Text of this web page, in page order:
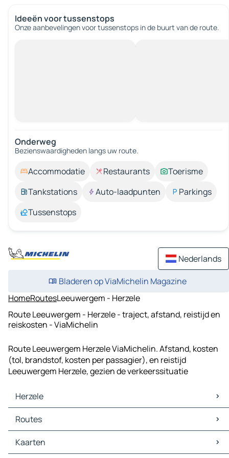
Ideeën voor tussenstops
Onze aanbevelingen voor tussenstops in de buurt van de route.
Onderweg
Bezienswaardigheden langs uw route.
Accommodatie Restaurants
Toerisme
Tankstations
Auto-laadpunten
Parkings
Tussenstops
Nederlands
Bladeren op ViaMichelin Magazine
HomeRoutesLeeuwergem - Herzele
Route Leeuwergem - Herzele - traject, afstand, reistijd en
reiskosten - ViaMichelin
Route Leeuwergem Herzele ViaMichelin. Afstand, kosten
(tol, brandstof, kosten per passagier), en reistijd
Leeuwergem Herzele, gezien de verkeerssituatie
Herzele
Herzele Kaarten
Herzele Verkeer
Herzele Hotels
Herzele Restaurants
Routes
Routes Herzele - Brussel
Routes Herzele - Gent
Kaarten